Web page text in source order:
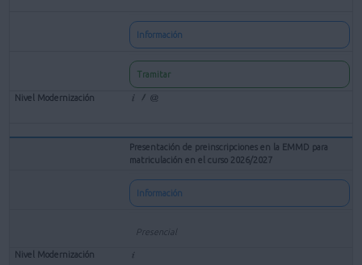
Información
Tramitar
Presentación de preinscripciones en la EMMD para
matriculación en el curso 2026/2027
Información
Presencial